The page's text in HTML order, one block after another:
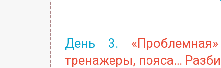
День 3.
тренажеры, пояса…